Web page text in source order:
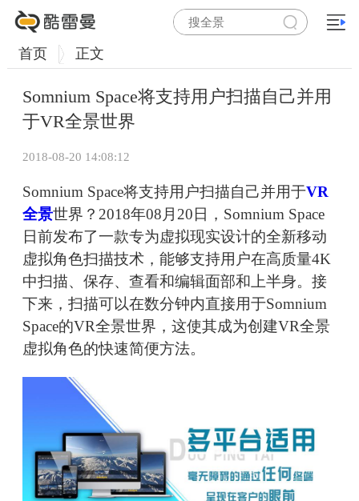
首页 正文
Somnium Space将支持用户扫描自己并用
于VR全景世界
2018-08-20 14:08:12
Somnium Space将支持用户扫描自己并用于VR
全景世界？2018年08月20日，Somnium Space
日前发布了一款专为虚拟现实设计的全新移动
虚拟角色扫描技术，能够支持用户在高质量4K
中扫描、保存、查看和编辑面部和上半身。接
下来，扫描可以在数分钟内直接用于Somnium
Space的VR全景世界，这使其成为创建VR全景
虚拟角色的快速简便方法。